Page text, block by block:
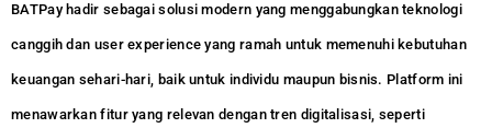
BATPay hadir sebagai solusi modern yang menggabungkan teknologi
canggih dan user experience yang ramah untuk memenuhi kebutuhan
keuangan sehari-hari, baik untuk individu maupun bisnis. Platform ini
menawarkan fitur yang relevan dengan tren digitalisasi, seperti